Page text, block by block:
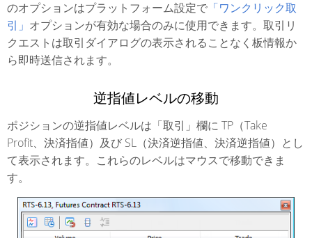
のオプションはプラットフォーム設定で 「ワンクリック取
引」 オプションが有効な場合のみに使用できます。取引リ
クエストは取引ダイアログの表示されることなく板情報か
ら即時送信されます。
逆指値レベルの移動
ポジションの逆指値レベルは「取引」欄に TP（Take
Profit、決済指値）及び SL（決済逆指値、決済逆指値）とし
て表示されます。これらのレベルはマウスで移動できま
す。